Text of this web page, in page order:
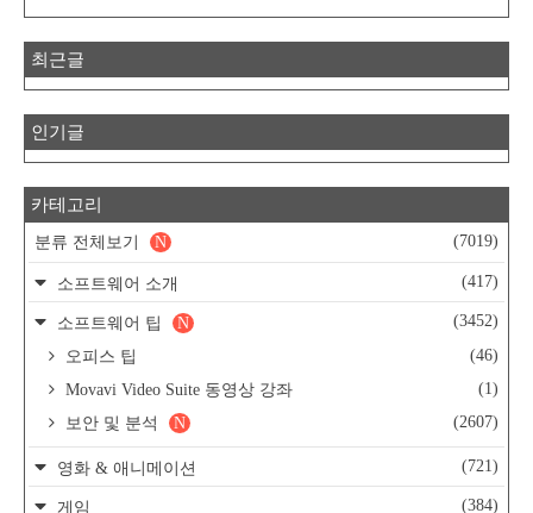
최근글
인기글
카테고리
분류 전체보기 (7019)
N
소프트웨어 소개 (417)
소프트웨어 팁 (3452)
N
오피스 팁
(46)
Movavi Video Suite 동영상 강좌
(1)
보안 및 분석
(2607)
N
영화 & 애니메이션 (721)
게임
(384)